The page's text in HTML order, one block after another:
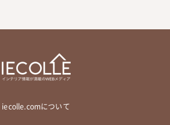
iecolle.comについて